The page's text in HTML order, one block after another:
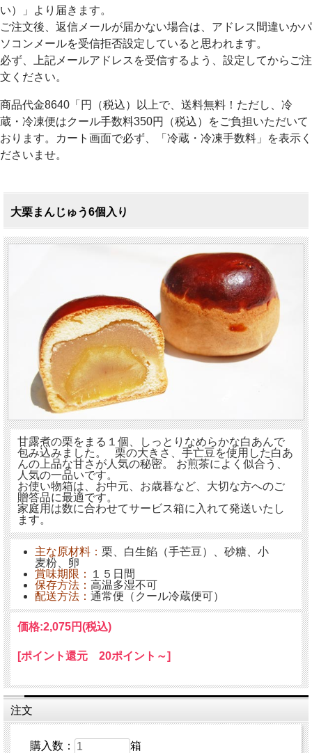
い）」より届きます。
ご注文後、返信メールが届かない場合は、アドレス間違いかパ
ソコンメールを受信拒否設定していると思われます。
必ず、上記メールアドレスを受信するよう、設定してからご注
文ください。
商品代金8640「円（税込）以上で、送料無料！ただし、冷
蔵・冷凍便はクール手数料350円（税込）をご負担いただいて
おります。カート画面で必ず、「冷蔵・冷凍手数料」を表示く
ださいませ。
大栗まんじゅう6個入り
甘露煮の栗をまる１個、しっとりなめらかな白あんで
包み込みました。 栗の大きさ、手亡豆を使用した白あ
んの上品な甘さが人気の秘密。 お煎茶によく似合う、
人気の一品いです。
お使い物箱は、お中元、お歳暮など、大切な方へのご
贈答品に最適です。
家庭用は数に合わせてサービス箱に入れて発送いたし
ます。
主な原材料： 栗、白生餡（手芒豆）、砂糖、小
麦粉、卵
賞味期限：
１５日間
保存方法： 高温多湿不可
配送方法： 通常便（クール冷蔵便可）
価格:2,075円(税込)
[ポイント還元 20ポイント～]
注文
購入数： 箱